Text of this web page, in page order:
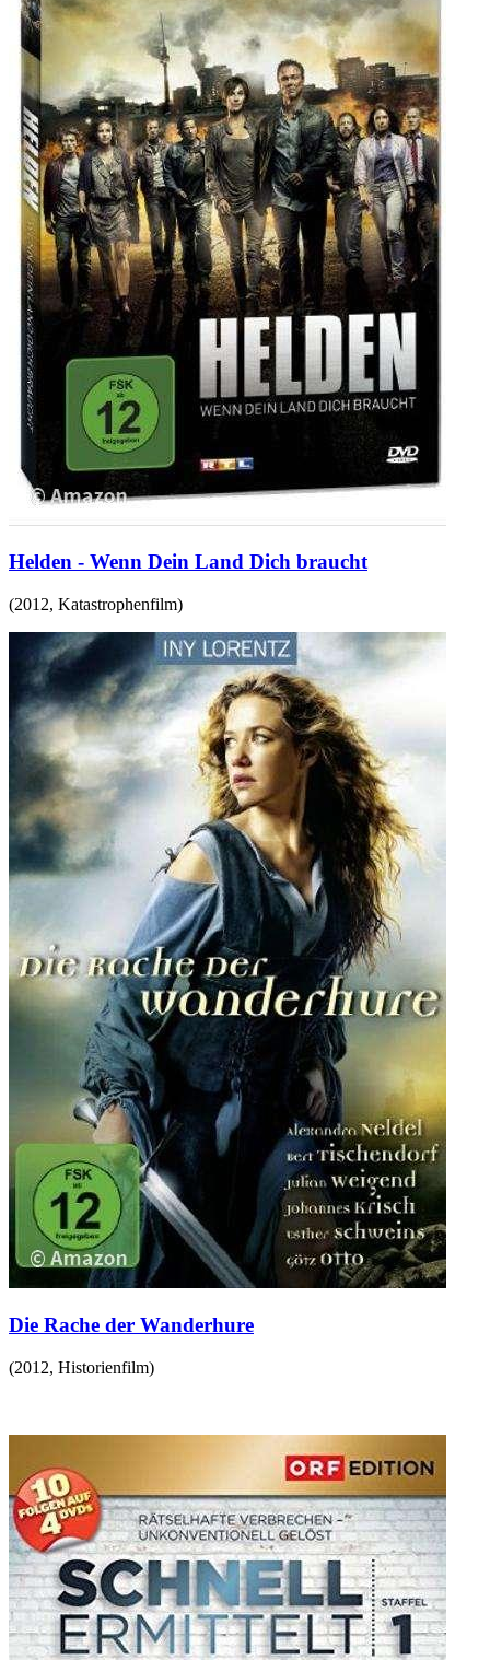
Helden - Wenn Dein Land Dich braucht
(2012, Katastrophenfilm)
Die Rache der Wanderhure
(2012, Historienfilm)